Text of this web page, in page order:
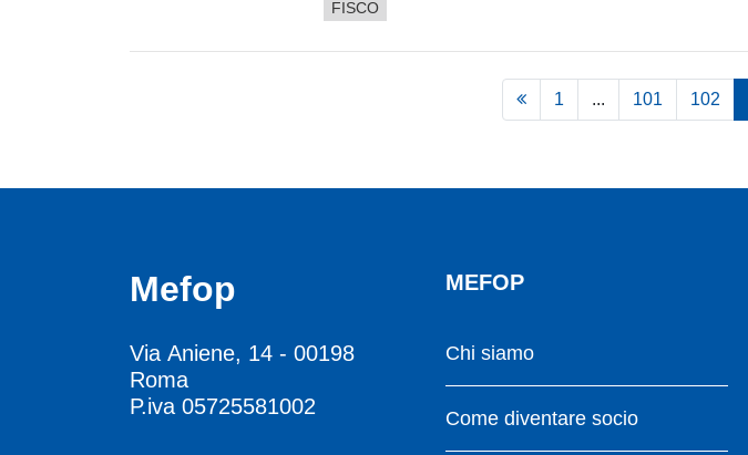
FISCO
1 ... 101 102
Mefop
Via Aniene, 14 - 00198
Roma
P.iva 05725581002
MEFOP
Chi siamo
Come diventare socio